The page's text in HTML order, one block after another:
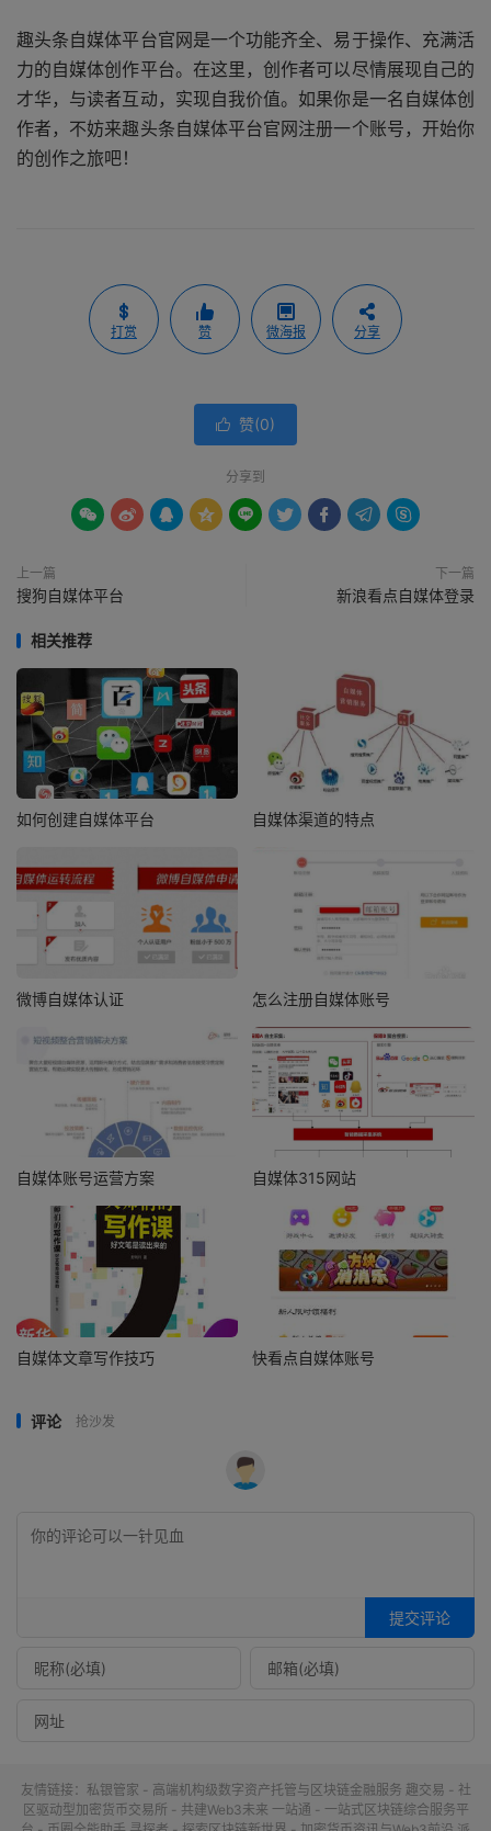
趣头条自媒体平台官网是一个功能齐全、易于操作、充满活
力的自媒体创作平台。在这里，创作者可以尽情展现自己的
才华，与读者互动，实现自我价值。如果你是一名自媒体创
作者，不妨来趣头条自媒体平台官网注册一个账号，开始你
的创作之旅吧！
打赏 赞 微海报 分享
 赞(0)
分享到
        
上一篇
搜狗自媒体平台
下一篇
新浪看点自媒体登录
相关推荐
如何创建自媒体平台 自媒体渠道的特点
微博自媒体认证 怎么注册自媒体账号
自媒体账号运营方案 自媒体315网站
自媒体文章写作技巧 快看点自媒体账号
评论 抢沙发
提交评论
友情链接： 私银管家 - 高端机构级数字资产托管与区块链金融服务 趣交易 - 社
区驱动型加密货币交易所 - 共建Web3未来 一站通 - 一站式区块链综合服务平